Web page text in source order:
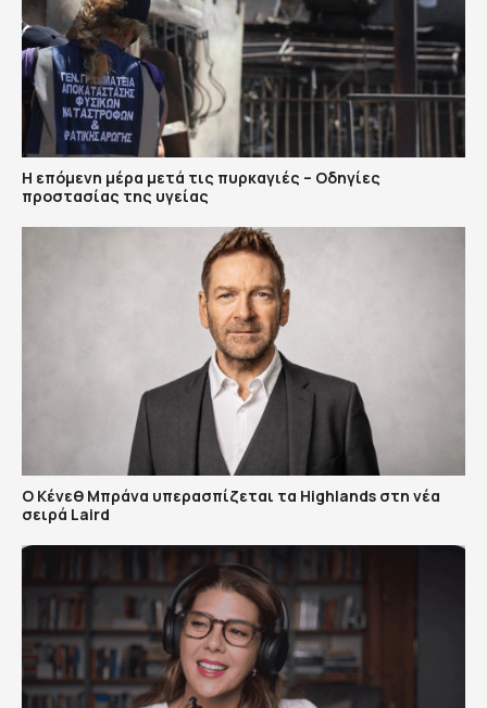
Η επόμενη μέρα μετά τις πυρκαγιές – Οδηγίες
προστασίας της υγείας
Ο Κένεθ Μπράνα υπερασπίζεται τα Highlands στη νέα
σειρά Laird